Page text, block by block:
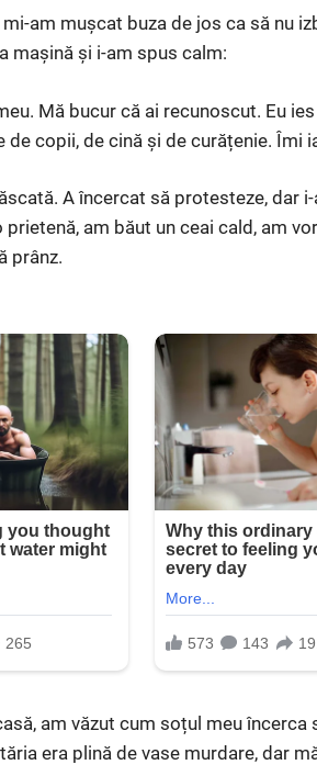
am mușcat buza de jos ca să nu
mașină și i-am spus calm:
Mă bucur că ai recunoscut. Eu
de copii, de cină și de curățenie. Îmi
A încercat să protesteze, dar
prietenă, am băut un ceai cald, am
prânz.
am văzut cum soțul meu
era plină de vase murdare, dar